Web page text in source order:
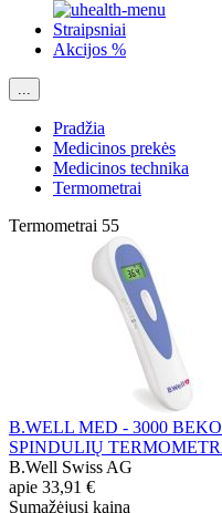
Straipsniai
Akcijos %
...
Pradžia
Medicinos prekės
Medicinos technika
Termometrai
Termometrai 55
B.WELL MED - 3000
SPINDULIŲ
B.Well Swiss AG
apie 33,91 €
Sumažėjusi kaina